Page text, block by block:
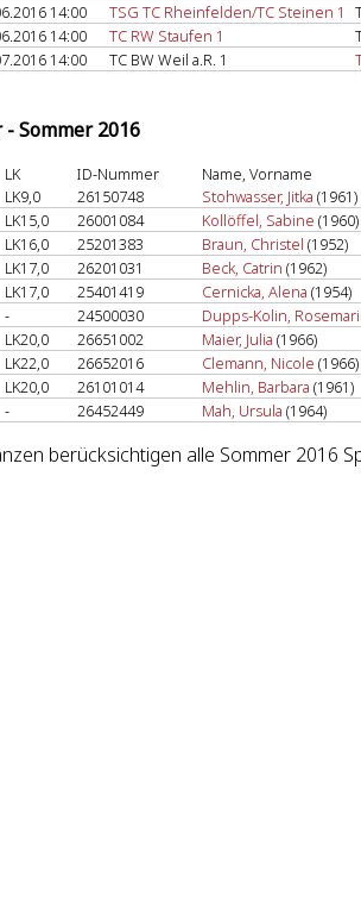
14:00 TSG TC Rheinfelden/TC Steinen 1
14:00 TC RW Staufen 1
14:00 TC BW Weil a.R. 1
Sommer 2016
LK ID-Nummer Name, Vorname
LK9,0 26150748 Stohwasser, Jitka (1961)
LK15,0 26001084 Kollöffel, Sabine (1960)
LK16,0 25201383 Braun, Christel (1952)
LK17,0 26201031 Beck, Catrin (1962)
LK17,0 25401419 Cernicka, Alena (1954)
- 24500030 Dupps-Kolin,
LK20,0 26651002 Maier, Julia (1966)
LK22,0 26652016 Clemann, Nicole (1966)
LK20,0 26101014 Mehlin, Barbara (1961)
- 26452449 Mah, Ursula (1964)
berücksichtigen alle Sommer 2016